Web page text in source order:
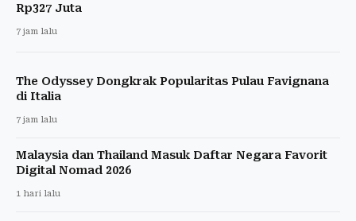
Rp327 Juta
7 jam lalu
The Odyssey Dongkrak Popularitas Pulau Favignana
di Italia
7 jam lalu
Malaysia dan Thailand Masuk Daftar Negara Favorit
Digital Nomad 2026
1 hari lalu